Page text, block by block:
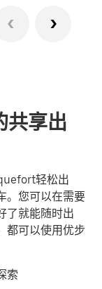
共享出
轻松出
。您可以在需要
了就能随时出
都可以使用优步
索